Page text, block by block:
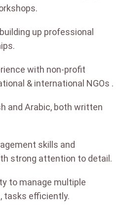
up professional
with non-profit
& international NGOs .
and Arabic, both written
skills and
strong attention to detail.
to manage multiple
tasks efficiently.